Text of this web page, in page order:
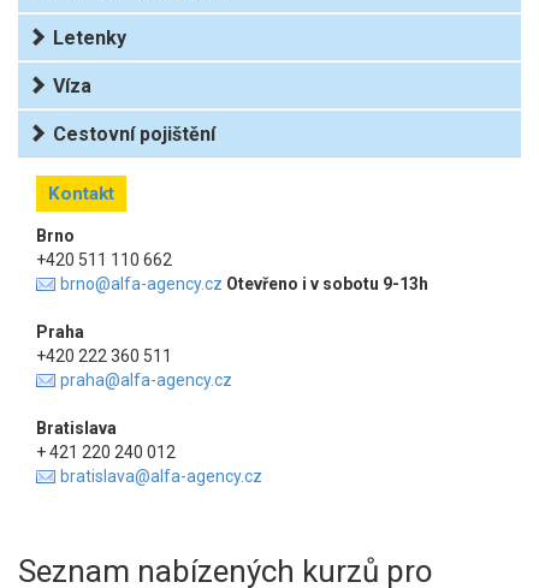
Letenky
Víza
Cestovní pojištění
Kontakt
Brno
+420 511 110 662
brno@alfa-agency.cz Otevřeno i v sobotu 9-13h
Praha
+420 222 360 511
praha@alfa-agency.cz
Bratislava
+ 421 220 240 012
bratislava@alfa-agency.cz
Seznam nabízených kurzů pro